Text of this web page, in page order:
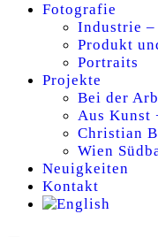
Fotografie
Industrie –
Produkt
Portraits
Projekte
Bei der
Aus Kunst
Christian
Wien
Neuigkeiten
Kontakt